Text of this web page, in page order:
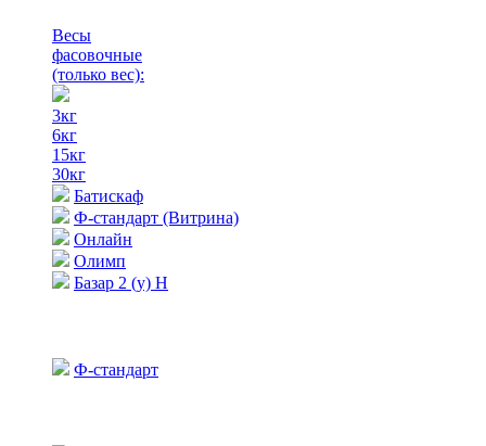
Весы
фасовочные
(только вес):
3кг
6кг
15кг
30кг
Батискаф
Ф-стандарт (Витрина)
Онлайн
Олимп
Базар 2 (у) Н
Ф-стандарт